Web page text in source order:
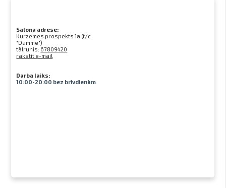
Salona adrese:
Kurzemes prospekts 1a (t/c
"Damme")
tālrunis: 67809420
rakstīt e-mail
Darba laiks:
10:00-20:00 bez brīvdienām